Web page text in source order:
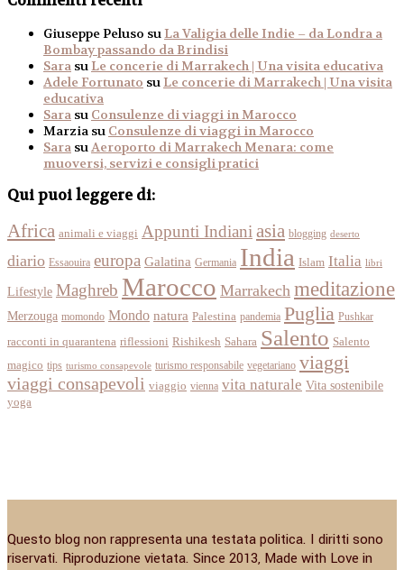
Giuseppe Peluso suLa Valigia delle Indie – da Londra a
Bombay passando da Brindisi
Sara suLe concerie di Marrakech | Una visita educativa
Adele Fortunato suLe concerie di Marrakech | Una visita
educativa
Sara su Consulenze di viaggi in Marocco
Marzia su Consulenze di viaggi in Marocco
Sara suAeroporto di Marrakech Menara: come
muoversi, servizi e consigli pratici
Qui puoi leggere di:
Africa animali e viaggi Appunti Indiani asia blogging deserto
diario Essaouira europa Galatina Germania India Islam Italia libri
Lifestyle Maghreb Marocco Marrakech meditazione
Merzouga momondo Mondo natura Palestina pandemia Puglia Pushkar
racconti in quarantena riflessioni Rishikesh Sahara Salento Salento
magico tips turismo consapevole turismo responsabile vegetariano viaggi
viaggi consapevoli viaggio vienna vita naturale Vita sostenibile
yoga
Questo blog non rappresenta una testata politica. I diritti sono
riservati. Riproduzione vietata. Since 2013, Made with Love in